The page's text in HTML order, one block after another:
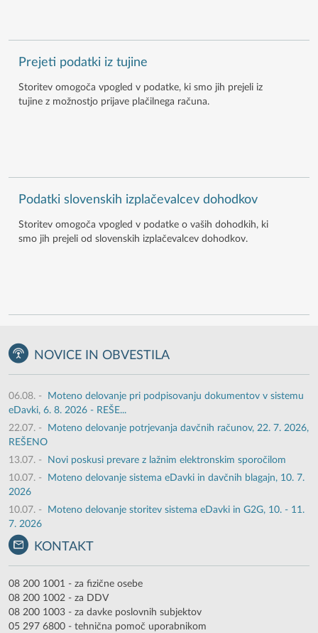
Prejeti podatki iz tujine
Storitev omogoča vpogled v podatke, ki smo jih prejeli iz
tujine z možnostjo prijave plačilnega računa.
Podatki slovenskih izplačevalcev dohodkov
Storitev omogoča vpogled v podatke o vaših dohodkih, ki
smo jih prejeli od slovenskih izplačevalcev dohodkov.
NOVICE IN OBVESTILA
06.08. -
Moteno delovanje pri podpisovanju dokumentov v sistemu
eDavki, 6. 8. 2026 - REŠE...
22.07. -
Moteno delovanje potrjevanja davčnih računov, 22. 7. 2026,
REŠENO
13.07. -
Novi poskusi prevare z lažnim elektronskim sporočilom
10.07. -
Moteno delovanje sistema eDavki in davčnih blagajn, 10. 7.
2026
10.07. -
Moteno delovanje storitev sistema eDavki in G2G, 10. - 11.
7. 2026
KONTAKT
08 200 1001 - za fizične osebe
08 200 1002 - za DDV
08 200 1003 - za davke poslovnih subjektov
05 297 6800 - tehnična pomoč uporabnikom